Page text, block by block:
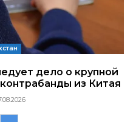
дело о крупной
из Китая